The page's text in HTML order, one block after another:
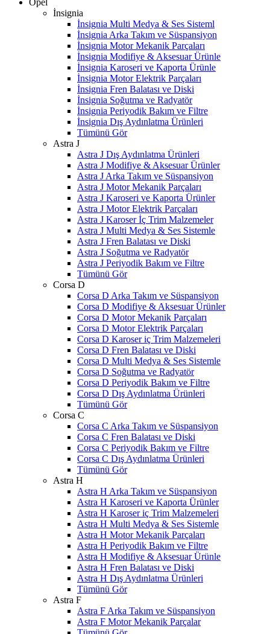
Opel
İnsignia
İnsignia Multi Medya & Ses Sisteml
İnsignia Arka Takım ve Süspansiyon
İnsignia Motor Mekanik Parçaları
İnsignia Modifiye & Aksesuar Ürünle
İnsignia Karoseri ve Kaporta Ürünle
İnsignia Motor Elektrik Parçaları
İnsignia Fren Balatası ve Diski
İnsignia Soğutma ve Radyatör
İnsignia Periyodik Bakım ve Filtre
İnsignia Dış Aydınlatma Ürünleri
Tümünü Gör
Astra J
Astra J Dış Aydınlatma Ürünleri
Astra J Modifiye & Aksesuar Ürünler
Astra J Arka Takım ve Süspansiyon
Astra J Motor Mekanik Parçaları
Astra J Karoseri ve Kaporta Ürünler
Astra J Motor Elektrik Parçaları
Astra J Karoser İç Trim Malzemeler
Astra J Multi Medya & Ses Sistemle
Astra J Fren Balatası ve Diski
Astra J Soğutma ve Radyatör
Astra J Periyodik Bakım ve Filtre
Tümünü Gör
Corsa D
Corsa D Arka Takım ve Süspansiyon
Corsa D Modifiye & Aksesuar Ürünler
Corsa D Motor Mekanik Parçaları
Corsa D Motor Elektrik Parçaları
Corsa D Karoser iç Trim Malzemeleri
Corsa D Fren Balatası ve Diski
Corsa D Multi Medya & Ses Sistemle
Corsa D Soğutma ve Radyatör
Corsa D Periyodik Bakım ve Filtre
Corsa D Dış Aydınlatma Ürünleri
Tümünü Gör
Corsa C
Corsa C Arka Takım ve Süspansiyon
Corsa C Fren Balatası ve Diski
Corsa C Periyodik Bakım ve Filtre
Corsa C Dış Aydınlatma Ürünleri
Tümünü Gör
Astra H
Astra H Arka Takım ve Süspansiyon
Astra H Karoseri ve Kaporta Ürünler
Astra H Karoser iç Trim Malzemeleri
Astra H Multi Medya & Ses Sistemle
Astra H Motor Mekanik Parçaları
Astra H Periyodik Bakım ve Filtre
Astra H Modifiye & Aksesuar Ürünle
Astra H Fren Balatası ve Diski
Astra H Dış Aydınlatma Ürünleri
Tümünü Gör
Astra F
Astra F Arka Takım ve Süspansiyon
Astra F Motor Mekanik Parçalar